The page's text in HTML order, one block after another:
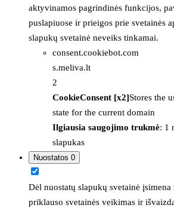
aktyvinamos pagrindinės funkcijos,
puslapiuose ir prieigos prie svetainės
slapukų svetainė neveiks tinkamai.
consent.cookiebot.com
s.meliva.lt
2
CookieConsent [x2]Stores the
state for the current domain
Ilgiausia saugojimo trukmė: 1
slapukas
Nuostatos 0
Dėl nuostatų slapukų svetainė
priklauso svetainės veikimas ir